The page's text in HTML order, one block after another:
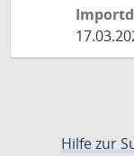
Hilfe zur